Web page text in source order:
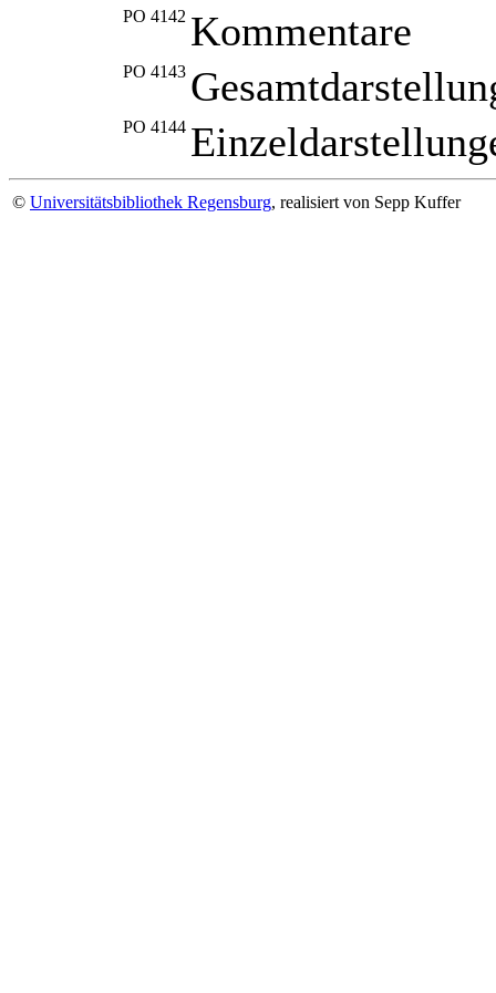
PO 4142 Kommentare
PO 4143
PO 4144
© Universitätsbibliothek Regensburg, realisiert von Sepp Kuffer